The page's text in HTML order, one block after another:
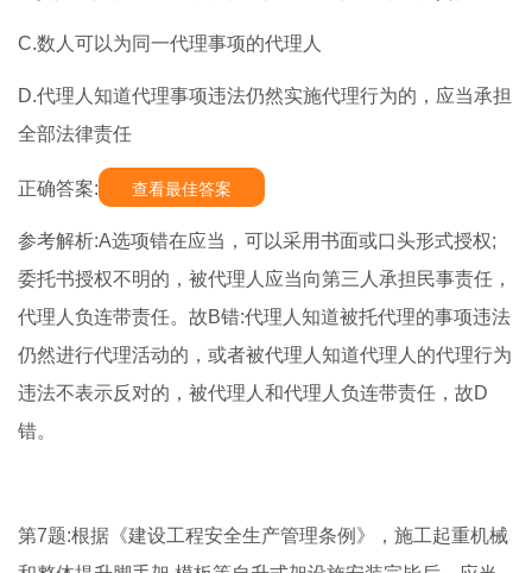
C.数人可以为同一代理事项的代理人
D.代理人知道代理事项违法仍然实施代理行为的，应当承担
全部法律责任
正确答案: 查看最佳答案
参考解析:A选项错在应当，可以采用书面或口头形式授权;
委托书授权不明的，被代理人应当向第三人承担民事责任，
代理人负连带责任。故B错:代理人知道被托代理的事项违法
仍然进行代理活动的，或者被代理人知道代理人的代理行为
违法不表示反对的，被代理人和代理人负连带责任，故D
错。
第7题:根据《建设工程安全生产管理条例》，施工起重机械